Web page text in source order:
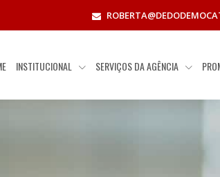
INSTITUCIONAL SERVIÇOS DA AGÊNCIA